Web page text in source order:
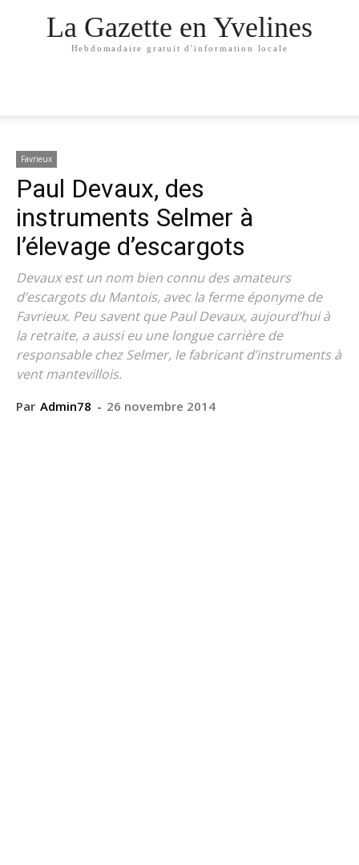
La Gazette en Yvelines
Hebdomadaire gratuit d'information locale
Favrieux
Paul Devaux, des
instruments Selmer à
l’élevage d’escargots
Devaux est un nom bien connu des amateurs
d’escargots du Mantois, avec la ferme éponyme de
Favrieux. Peu savent que Paul Devaux, aujourd’hui à
la retraite, a aussi eu une longue carrière de
responsable chez Selmer, le fabricant d’instruments à
vent mantevillois.
Par Admin78 - 26 novembre 2014